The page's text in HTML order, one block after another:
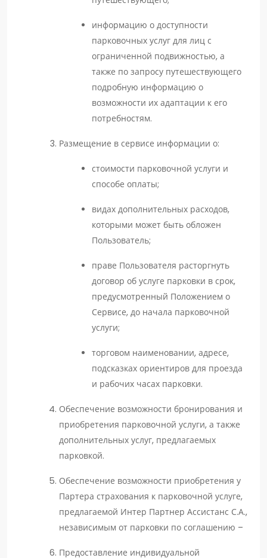
информацию о доступности
парковочных услуг для лиц с
ограниченной подвижностью, а
также по запросу путешествующего
подробную информацию о
возможности их адаптации к его
потребностям.
Размещение в сервисе информации о:
стоимости парковочной услуги и
способе оплаты;
видах дополнительных расходов,
которыми может быть обложен
Пользователь;
праве Пользователя расторгнуть
договор об услуге парковки в срок,
предусмотренный Положением о
Сервисе, до начала парковочной
услуги;
торговом наименовании, адресе,
подсказках ориентиров для проезда
и рабочих часах парковки.
Обеспечение возможности бронирования и
приобретения парковочной услуги, а также
дополнительных услуг, предлагаемых
парковкой.
Обеспечение возможности приобретения у
Партера страхования к парковочной услуге,
предлагаемой Интер Партнер Ассистанс С.А.,
независимым от парковки по соглашению –
Предоставление индивидуальной